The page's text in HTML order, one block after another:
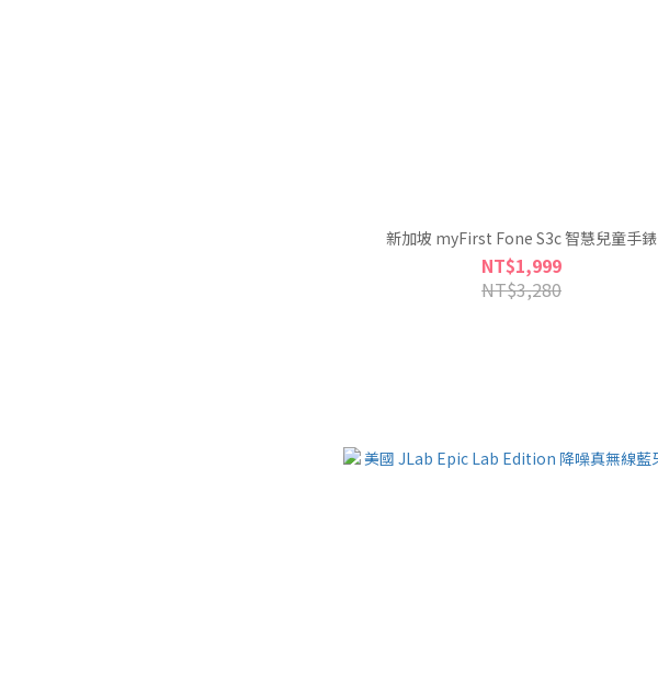
新加坡 myFirst Fone S3c 智慧兒童手錶
NT$1,999
NT$3,280